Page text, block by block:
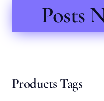
Posts
Products Tags